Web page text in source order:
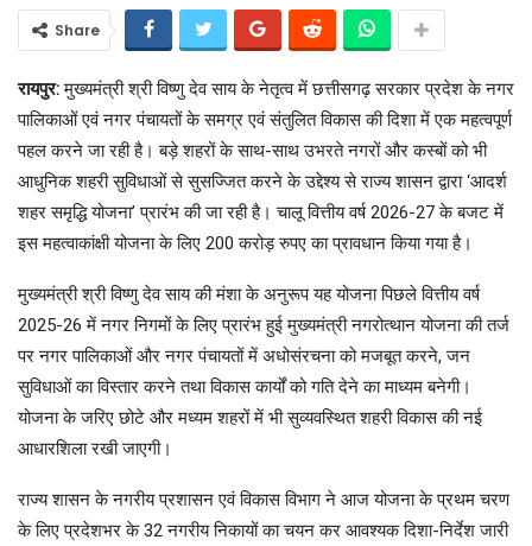
Share
रायपुर:मुख्यमंत्री श्री विष्णु देव साय के नेतृत्व में छत्तीसगढ़ सरकार प्रदेश के नगर
पालिकाओं एवं नगर पंचायतों के समग्र एवं संतुलित विकास की दिशा में एक महत्वपूर्ण
पहल करने जा रही है। बड़े शहरों के साथ-साथ उभरते नगरों और कस्बों को भी
आधुनिक शहरी सुविधाओं से सुसज्जित करने के उद्देश्य से राज्य शासन द्वारा ‘आदर्श
शहर समृद्धि योजना’ प्रारंभ की जा रही है। चालू वित्तीय वर्ष 2026-27 के बजट में
इस महत्वाकांक्षी योजना के लिए 200 करोड़ रुपए का प्रावधान किया गया है।
मुख्यमंत्री श्री विष्णु देव साय की मंशा के अनुरूप यह योजना पिछले वित्तीय वर्ष
2025-26 में नगर निगमों के लिए प्रारंभ हुई मुख्यमंत्री नगरोत्थान योजना की तर्ज
पर नगर पालिकाओं और नगर पंचायतों में अधोसंरचना को मजबूत करने, जन
सुविधाओं का विस्तार करने तथा विकास कार्यों को गति देने का माध्यम बनेगी।
योजना के जरिए छोटे और मध्यम शहरों में भी सुव्यवस्थित शहरी विकास की नई
आधारशिला रखी जाएगी।
राज्य शासन के नगरीय प्रशासन एवं विकास विभाग ने आज योजना के प्रथम चरण
के लिए प्रदेशभर के 32 नगरीय निकायों का चयन कर आवश्यक दिशा-निर्देश जारी